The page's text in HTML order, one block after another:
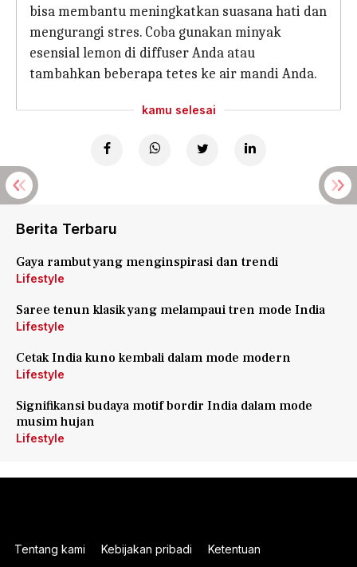
bisa membantu meningkatkan suasana hati dan
mengurangi stres. Coba gunakan minyak
esensial lemon di diffuser Anda atau
tambahkan beberapa tetes ke air mandi Anda.
kamu selesai
Berita Terbaru
Gaya rambut yang menginspirasi dan trendi
Lifestyle
Saree tenun klasik yang melampaui tren mode India
Lifestyle
Cetak India kuno kembali dalam mode modern
Lifestyle
Signifikansi budaya motif bordir India dalam mode
musim hujan
Lifestyle
Tentang kami Kebijakan pribadi
Ketentuan